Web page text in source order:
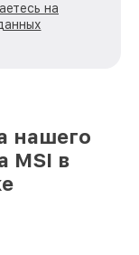
на
нашего
MSI в